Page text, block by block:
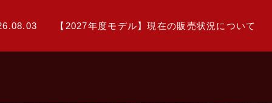
【2027年度モデル】現在の販売状況について